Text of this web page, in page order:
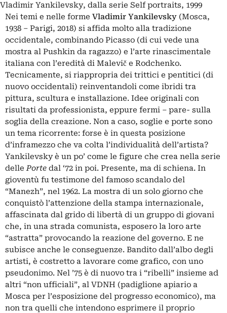
Vladimir Yankilevsky, dalla serie Self portraits, 1999
Nei temi e nelle forme Vladimir Yankilevsky (Mosca,
1938 ‒ Parigi, 2018) si affida molto alla tradizione
occidentale, combinando Picasso (di cui vede una
mostra al Pushkin da ragazzo) e l’arte rinascimentale
italiana con l’eredità di Malevič e Rodchenko.
Tecnicamente, si riappropria dei trittici e pentitici (di
nuovo occidentali) reinventandoli come ibridi tra
pittura, scultura e installazione. Idee originali con
risultati da professionista, eppure fermi – pare- sulla
soglia della creazione. Non a caso, soglie e porte sono
un tema ricorrente: forse è in questa posizione
d’inframezzo che va colta l’individualità dell’artista?
Yankilevsky è un po’ come le figure che crea nella serie
dellePorte dal ‘72 in poi. Presente, ma di schiena. In
gioventù fu testimone del famoso scandalo del
“Manezh”, nel 1962. La mostra di un solo giorno che
conquistò l’attenzione della stampa internazionale,
affascinata dal grido di libertà di un gruppo di giovani
che, in una strada comunista, esposero la loro arte
“astratta” provocando la reazione del governo. E ne
subisce anche le conseguenze. Bandito dall’albo degli
artisti, è costretto a lavorare come grafico, con uno
pseudonimo. Nel ’75 è di nuovo tra i “ribelli” insieme ad
altri “non ufficiali”, al VDNH (padiglione apiario a
Mosca per l’esposizione del progresso economico), ma
non tra quelli che intendono esprimere il proprio